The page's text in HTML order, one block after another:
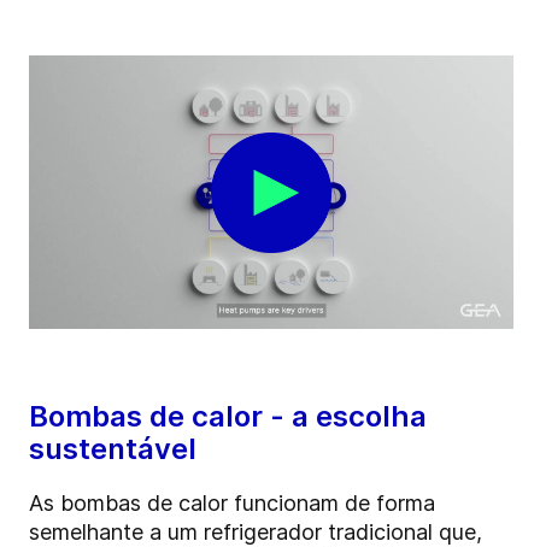
Bombas de calor - a escolha
sustentável
As bombas de calor funcionam de forma
semelhante a um refrigerador tradicional que,